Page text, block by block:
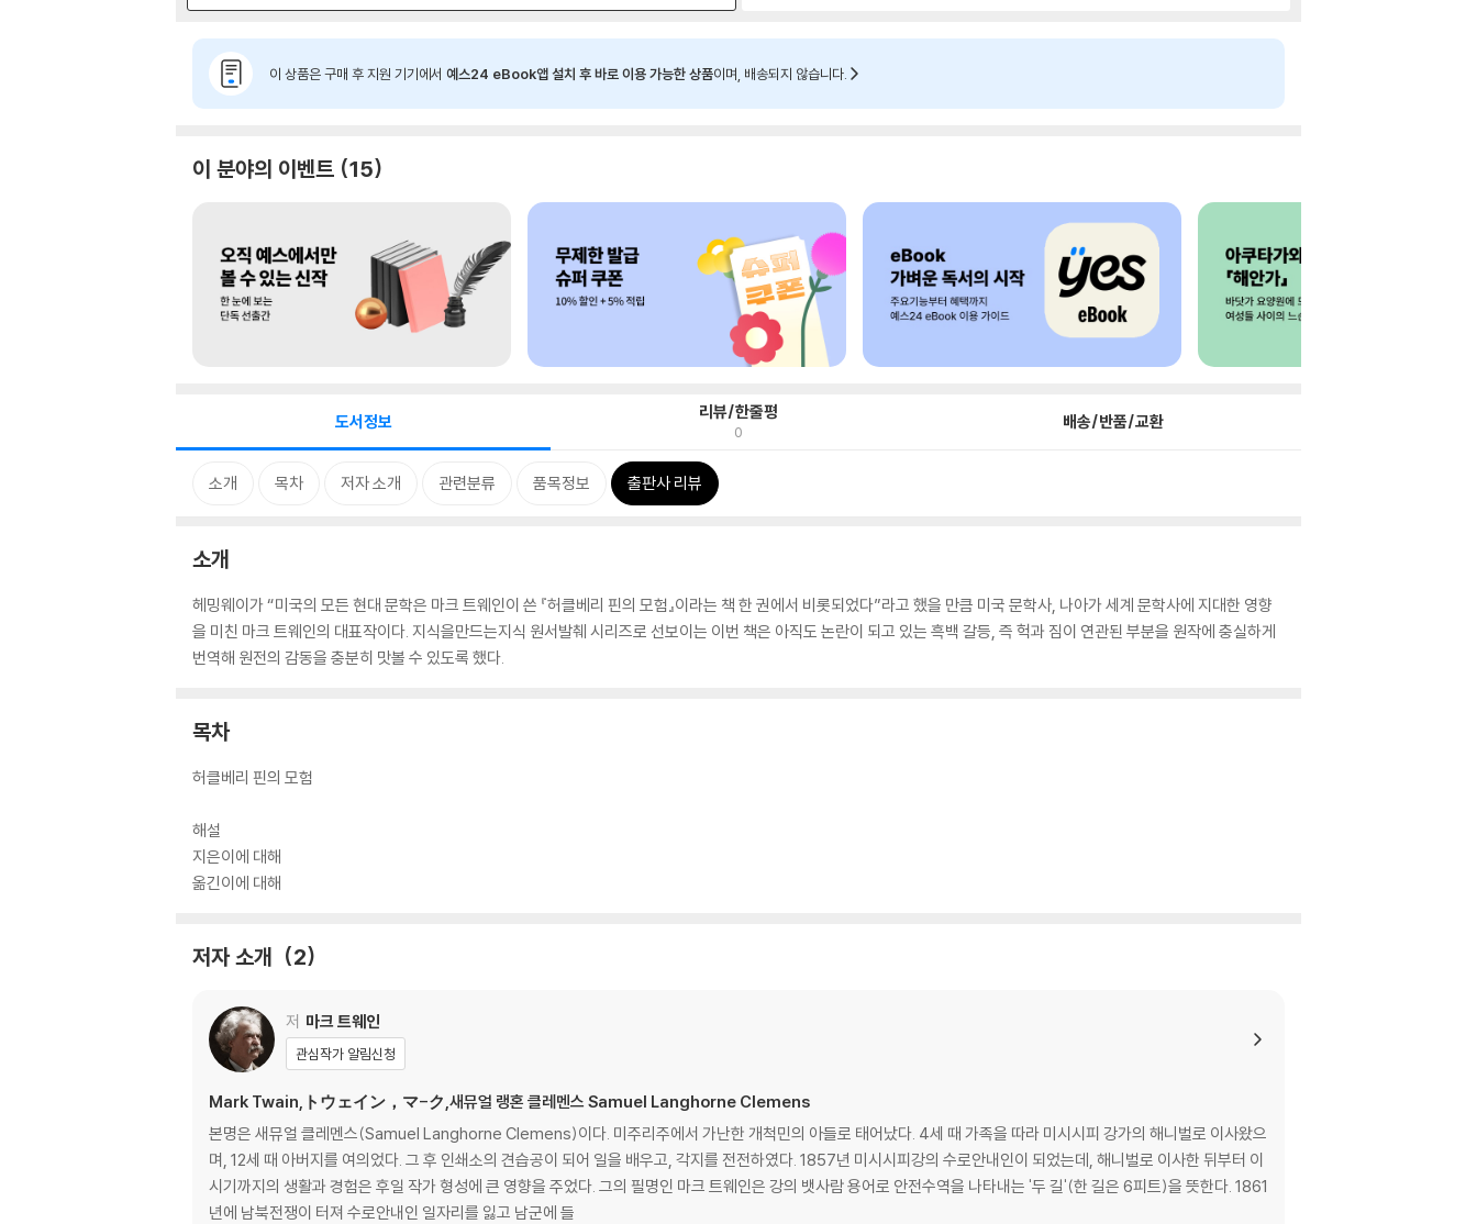
이 상품은 구매 후 지원 기기에서 예스24 eBook앱 설치 후 바로 이용 가능한 상품이며, 배송되지 않습니다.
이 분야의 이벤트 15
도서정보 리뷰/한줄평
0 배송/반품/교환
소개 목차 저자 소개 관련분류 품목정보 출판사 리뷰
소개
헤밍웨이가 “미국의 모든 현대 문학은 마크 트웨인이 쓴 『허클베리 핀의 모험』이라는 책 한 권에서 비롯되었다”라고 했을 만큼 미국 문학사, 나아가 세계 문학사에 지대한 영향
을 미친 마크 트웨인의 대표작이다. 지식을만드는지식 원서발췌 시리즈로 선보이는 이번 책은 아직도 논란이 되고 있는 흑백 갈등, 즉 헉과 짐이 연관된 부분을 원작에 충실하게
번역해 원전의 감동을 충분히 맛볼 수 있도록 했다.
목차
허클베리 핀의 모험
해설
지은이에 대해
옮긴이에 대해
저자 소개 2
저 마크 트웨인
관심작가 알림신청
Mark Twain,トウェイン，マ-ク,새뮤얼 랭혼 클레멘스 Samuel Langhorne Clemens
본명은 새뮤얼 클레멘스(Samuel Langhorne Clemens)이다. 미주리주에서 가난한 개척민의 아들로 태어났다. 4세 때 가족을 따라 미시시피 강가의 해니벌로 이사왔으
며, 12세 때 아버지를 여의었다. 그 후 인쇄소의 견습공이 되어 일을 배우고, 각지를 전전하였다. 1857년 미시시피강의 수로안내인이 되었는데, 해니벌로 이사한 뒤부터 이
시기까지의 생활과 경험은 후일 작가 형성에 큰 영향을 주었다. 그의 필명인 마크 트웨인은 강의 뱃사람 용어로 안전수역을 나타내는 '두 길'(한 길은 6피트)을 뜻한다. 1861
년에 남북전쟁이 터져 수로안내인 일자리를 잃고 남군에 들